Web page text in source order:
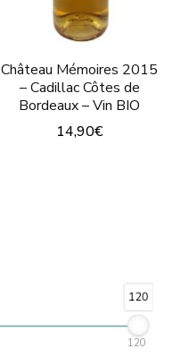
Château Mémoires 2015
– Cadillac Côtes de
Bordeaux – Vin BIO
14,90€
options
120
120